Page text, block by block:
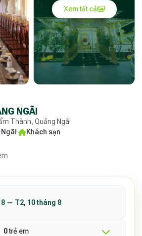
Xem tất cả
NGÃI
Thành, Quảng Ngãi
Ngãi· Khách sạn
0trẻ em